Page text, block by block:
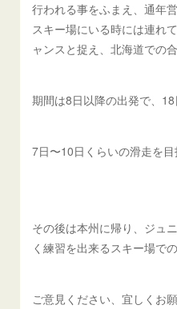
行われる事をふまえ、通年
スキー場にいる時には連れ
ャンスと捉え、北海道での
期間は8日以降の出発で、18
7日〜10日くらいの滑走を目
その後は本州に帰り、ジュ
く練習を出来るスキー場で
ご意見ください、宜しくお